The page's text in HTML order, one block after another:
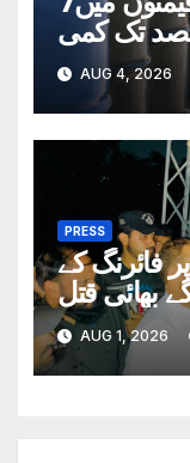
تک کمی
AUG 4, 2026
PRESS
فائرنگ کے
بھائی قتل
AUG 1, 2026